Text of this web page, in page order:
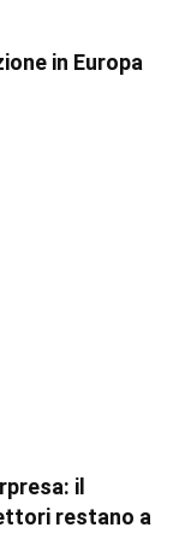
in Europa
il
restano a